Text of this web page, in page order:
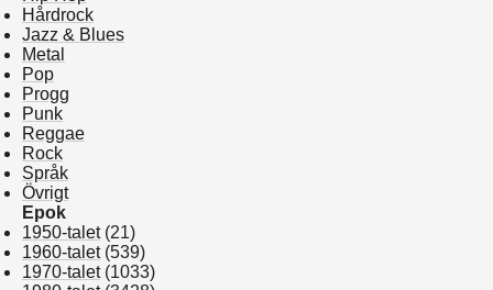
Hårdrock
Jazz & Blues
Metal
Pop
Progg
Punk
Reggae
Rock
Språk
Övrigt
Epok
1950-talet(21)
1960-talet(539)
1970-talet(1033)